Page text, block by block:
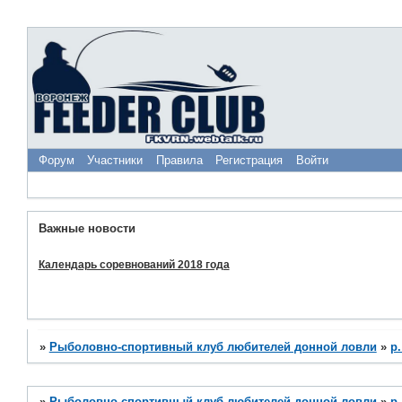
Форум Участники Правила Регистрация Войти
Важные новости
Календарь соревнований 2018 года
» Рыболовно-спортивный клуб любителей донной ловли »